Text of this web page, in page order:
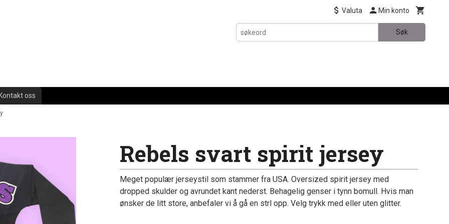
Valuta Min konto
Søk
Kontakt oss
Rebels svart spirit jersey
Meget populær jerseystil som stammer fra USA. Oversized spirit jersey med
dropped skulder og avrundet kant nederst. Behagelig genser i tynn bomull. Hvis man
ønsker de litt store, anbefaler vi å gå en strl opp. Velg trykk med eller uten glitter.